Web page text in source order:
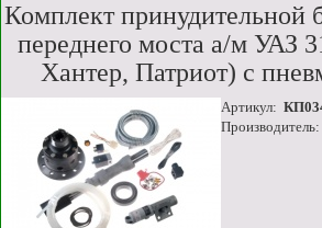
Комплект принудительной
переднего моста а/м УАЗ
Хантер, Патриот) с
Артикул:
Производитель: